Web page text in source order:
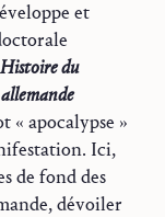
et
Histoire du
« apocalypse »
Ici,
de fond des
dévoiler